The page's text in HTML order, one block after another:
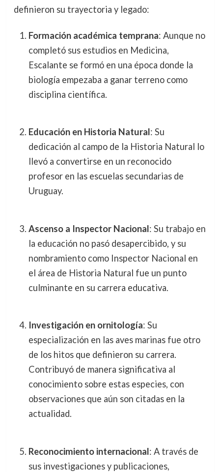
definieron su trayectoria y legado:
Formación académica temprana: Aunque no
completó sus estudios en Medicina,
Escalante se formó en una época donde la
biología empezaba a ganar terreno como
disciplina científica.
Educación en Historia Natural: Su
dedicación al campo de la Historia Natural lo
llevó a convertirse en un reconocido
profesor en las escuelas secundarias de
Uruguay.
Ascenso a Inspector Nacional: Su trabajo en
la educación no pasó desapercibido, y su
nombramiento como Inspector Nacional en
el área de Historia Natural fue un punto
culminante en su carrera educativa.
Investigación en ornitología: Su
especialización en las aves marinas fue otro
de los hitos que definieron su carrera.
Contribuyó de manera significativa al
conocimiento sobre estas especies, con
observaciones que aún son citadas en la
actualidad.
Reconocimiento internacional: A través de
sus investigaciones y publicaciones,